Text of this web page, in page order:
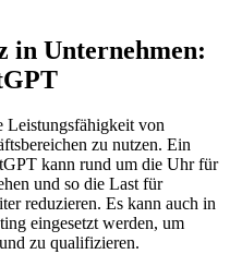
in Unternehmen:
Leistungsfähigkeit von
zu nutzen. Ein
kann rund um die Uhr für
und so die Last für
reduzieren. Es kann auch in
eingesetzt werden, um
zu qualifizieren.